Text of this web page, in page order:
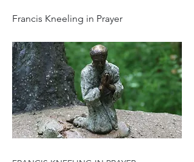
Francis Kneeling in Prayer